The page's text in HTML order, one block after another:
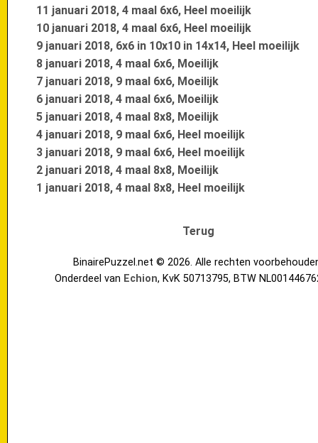
11 januari 2018, 4 maal 6x6, Heel moeilijk
10 januari 2018, 4 maal 6x6, Heel moeilijk
9 januari 2018, 6x6 in 10x10 in 14x14, Heel moeilijk
8 januari 2018, 4 maal 6x6, Moeilijk
7 januari 2018, 9 maal 6x6, Moeilijk
6 januari 2018, 4 maal 6x6, Moeilijk
5 januari 2018, 4 maal 8x8, Moeilijk
4 januari 2018, 9 maal 6x6, Heel moeilijk
3 januari 2018, 9 maal 6x6, Heel moeilijk
2 januari 2018, 4 maal 8x8, Moeilijk
1 januari 2018, 4 maal 8x8, Heel moeilijk
Terug
BinairePuzzel.net © 2026. Alle rechten
Onderdeel van Echion, KvK 50713795, BTW